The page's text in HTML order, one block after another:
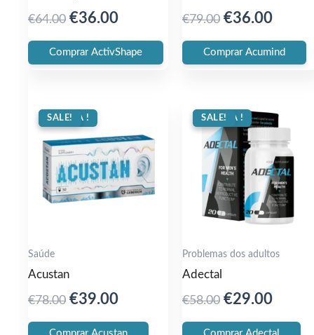
€64.00 Original
price
was:
€36.00Current
price
is:
Comprar ActivShape
€79.00 Original
price
was:
€36.00
price
is:
Comprar Acumind
OFERTA !
SALE!
Saúde
Acustan
€78.00 Original
price
€39.00Current
price
OFERTA !
SALE!
Problemas dos adultos
Adectal
€58.00 Original
price
€29.00
price